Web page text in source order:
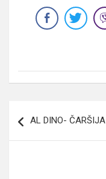
članaka
AL DINO- ČARŠIJA